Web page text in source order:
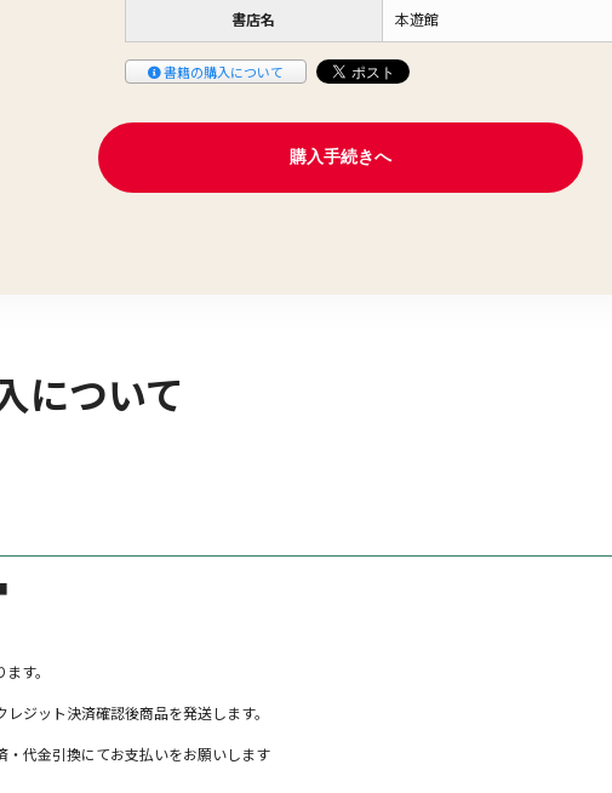
書店名 本遊館
書籍の購入について
について
す。
ジット決済確認後商品を発送します。
代金引換にてお支払いをお願いします